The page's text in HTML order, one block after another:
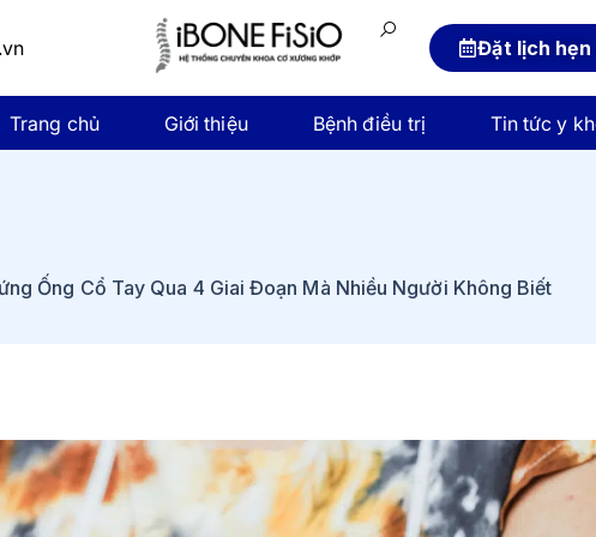
Đặt lịch hẹn
Trang chủ Giới thiệu Bệnh điều trị Tin tức y
Ống Cổ Tay Qua 4 Giai Đoạn Mà Nhiều Người Không Biết